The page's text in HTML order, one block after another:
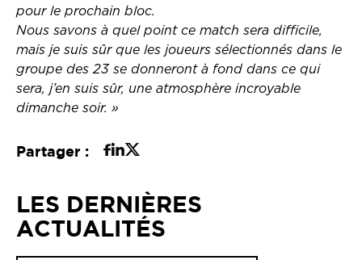
pour le prochain bloc.
Nous savons à quel point ce match sera difficile,
mais je suis sûr que les joueurs sélectionnés dans le
groupe des 23 se donneront à fond dans ce qui
sera, j’en suis sûr, une atmosphère incroyable
dimanche soir. »
Partager :
LES DERNIÈRES
ACTUALITÉS